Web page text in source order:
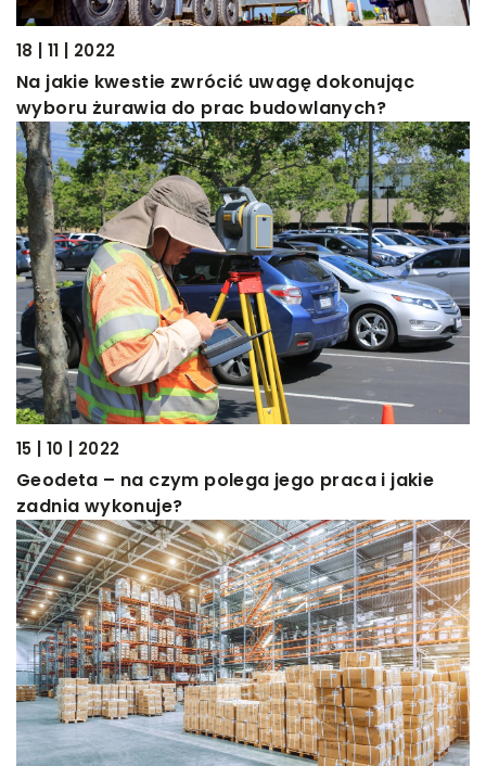
18 | 11 | 2022
Na jakie kwestie zwrócić uwagę dokonując
wyboru żurawia do prac budowlanych?
15 | 10 | 2022
Geodeta – na czym polega jego praca i jakie
zadnia wykonuje?